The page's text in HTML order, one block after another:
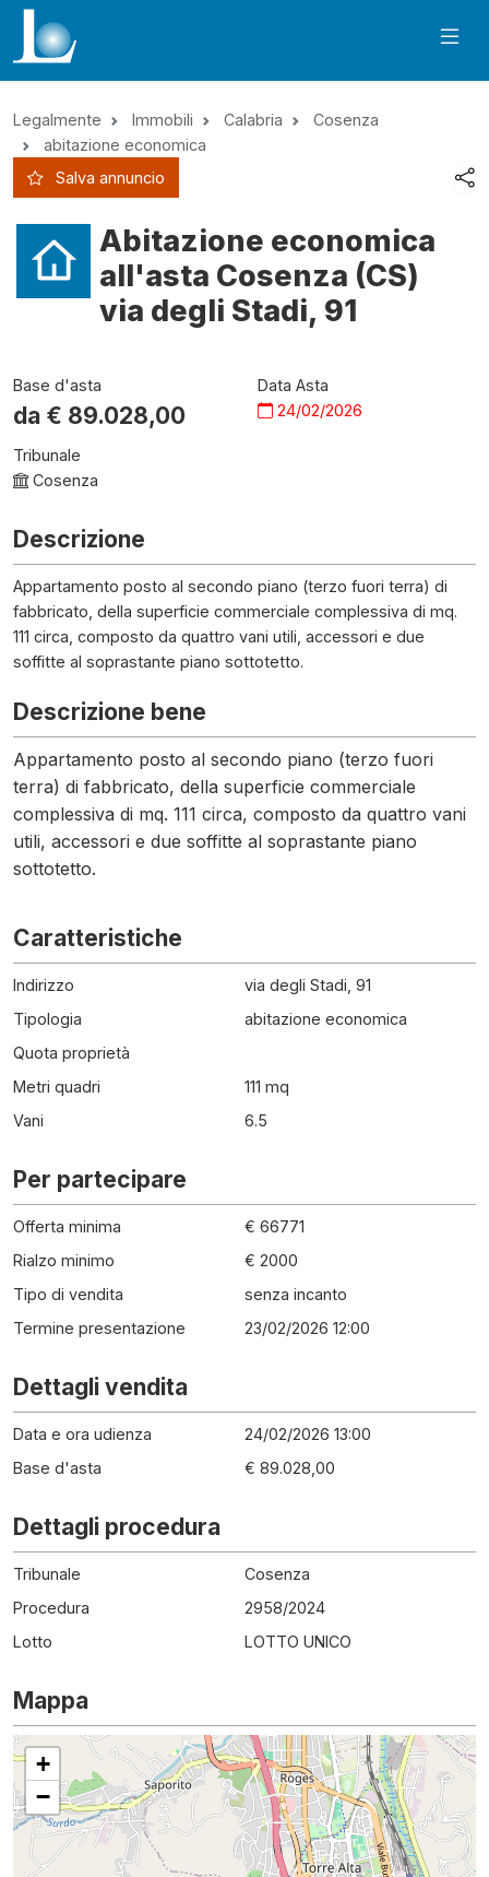
Legalmente Immobili Calabria
Cosenza
abitazione economica
Salva annuncio
Abitazione economica
all'asta Cosenza (CS)
via degli Stadi, 91
Base d'asta
da € 89.028,00
Data Asta
24/02/2026
Tribunale
Cosenza
Descrizione
Appartamento posto al secondo piano (terzo fuori terra) di
fabbricato, della superficie commerciale complessiva di mq.
111 circa, composto da quattro vani utili, accessori e due
soffitte al soprastante piano sottotetto.
Descrizione bene
Appartamento posto al secondo piano (terzo fuori
terra) di fabbricato, della superficie commerciale
complessiva di mq. 111 circa, composto da quattro vani
utili, accessori e due soffitte al soprastante piano
sottotetto.
Caratteristiche
Indirizzo
via degli Stadi, 91
Tipologia
abitazione economica
Quota proprietà
Metri quadri
111 mq
Vani
6.5
Per partecipare
Offerta minima
€ 66771
Rialzo minimo
€ 2000
Tipo di vendita
senza incanto
Termine presentazione
23/02/2026 12:00
Dettagli vendita
Data e ora udienza
24/02/2026 13:00
Base d'asta
€ 89.028,00
Dettagli procedura
Tribunale
Cosenza
Procedura
2958/2024
Lotto
LOTTO UNICO
Mappa
+
−